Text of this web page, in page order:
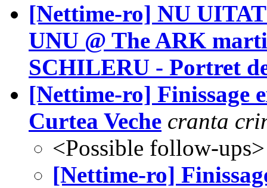
[Nettime-ro] NU
UNU @ The ARK
SCHILERU - Portret
[Nettime-ro] Finissage
Curtea Veche cranta
<Possible follow-ups>
[Nettime-ro]